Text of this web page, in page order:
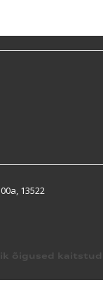
13522
õigused kaitstud